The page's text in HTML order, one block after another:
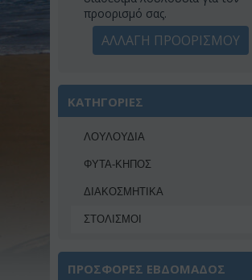
προορισμό σας.
ΑΛΛΑΓΗ ΠΡΟΟΡΙΣΜΟΥ
ΚΑΤΗΓΟΡΙΕΣ
ΛΟΥΛΟΥΔΙΑ
ΦΥΤΑ-ΚΗΠΟΣ
ΔΙΑΚΟΣΜΗΤΙΚA
ΣΤΟΛΙΣΜΟΙ
ΠΡΟΣΦΟΡΕΣ ΕΒΔΟΜΑΔΟΣ